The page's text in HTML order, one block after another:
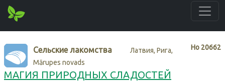
Нo 20662
Сельские лакомства
Латвия, Рига,
Mārupes novads
МАГИЯ ПРИРОДНЫХ СЛАДОСТЕЙ